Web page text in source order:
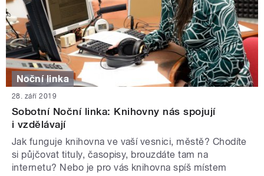
Noční linka
28. září 2019
Sobotní Noční linka: Knihovny nás spojují
i vzdělávají
Jak funguje knihovna ve vaší vesnici, městě? Chodíte
si půjčovat tituly, časopisy, brouzdáte tam na
internetu? Nebo je pro vás knihovna spíš místem